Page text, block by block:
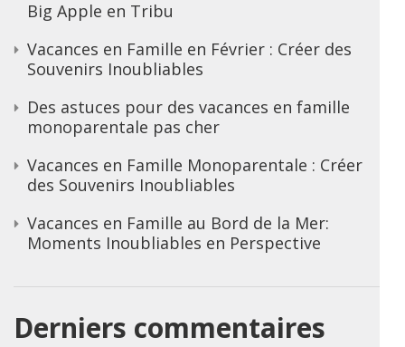
Big Apple en Tribu
Vacances en Famille en Février : Créer des
Souvenirs Inoubliables
Des astuces pour des vacances en famille
monoparentale pas cher
Vacances en Famille Monoparentale : Créer
des Souvenirs Inoubliables
Vacances en Famille au Bord de la Mer:
Moments Inoubliables en Perspective
Derniers commentaires